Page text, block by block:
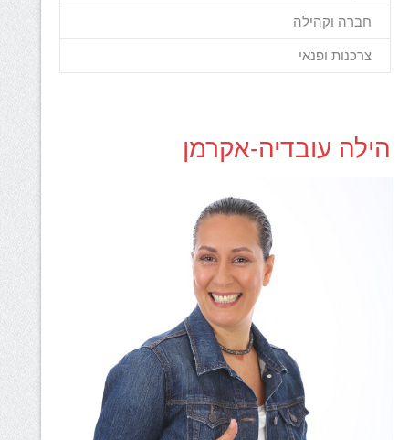
חברה וקהילה
צרכנות ופנאי
הילה עובדיה-אקרמן